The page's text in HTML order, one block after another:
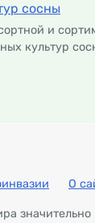
сосны
и
культур
О
значительно